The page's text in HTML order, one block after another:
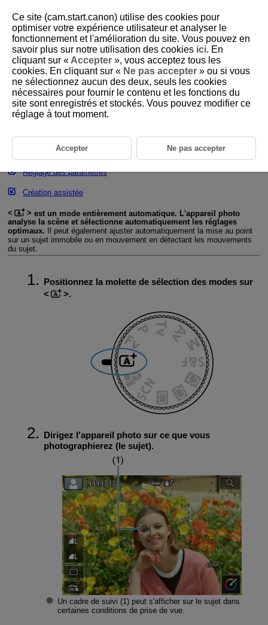
D388-043
A+ : Prise de vue entièrement
automatique (Scène intelligente
auto)
Icônes de scène
Réglage des paramètres
Création assistée
est un mode entièrement automatique. L'appareil photo
analyse la scène et sélectionne automatiquement les réglages
optimaux.
Il peut également ajuster automatiquement la mise au point
sur un sujet immobile ou en mouvement en détectant les mouvements
du sujet.
Positionnez la molette de sélection des modes sur
.
Dirigez l'appareil photo sur ce que vous
photographierez (le sujet).
Un cadre de suivi (1) peut s'afficher sur le sujet dans
certaines conditions de prise de vue.
Ce site (cam.start.canon) utilise des cookies pour
optimiser votre expérience utilisateur et analyser le
fonctionnement et l'amélioration du site. Vous pouvez en
savoir plus sur notre utilisation des cookies ici. En
cliquant sur « Accepter », vous acceptez tous les
cookies. En cliquant sur « Ne pas accepter » ou si vous
ne sélectionnez aucun des deux, seuls les cookies
nécessaires pour fournir le contenu et les fonctions du
site sont enregistrés et stockés. Vous pouvez modifier ce
réglage à tout moment.
Accepter Ne pas accepter